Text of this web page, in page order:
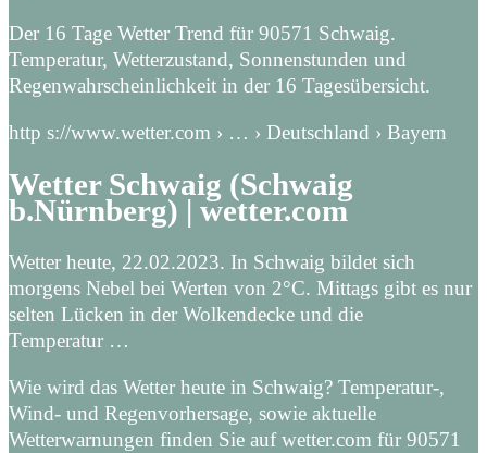
Der 16 Tage Wetter Trend für 90571 Schwaig.
Temperatur, Wetterzustand, Sonnenstunden und
Regenwahrscheinlichkeit in der 16 Tagesübersicht.
http s://www.wetter.com › … › Deutschland › Bayern
Wetter Schwaig (Schwaig
b.Nürnberg) | wetter.com
Wetter heute, 22.02.2023. In Schwaig bildet sich
morgens Nebel bei Werten von 2°C. Mittags gibt es nur
selten Lücken in der Wolkendecke und die
Temperatur …
Wie wird das Wetter heute in Schwaig? Temperatur-,
Wind- und Regenvorhersage, sowie aktuelle
Wetterwarnungen finden Sie auf wetter.com für 90571